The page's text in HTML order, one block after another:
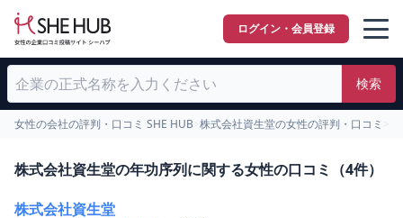
ログイン・会員登録
検索
女性の会社の評判・口コミ SHE HUB 株式会社資生堂の女性の評判・口コミ
株式会社資生堂の年功序列に関する女性の口コミ（4件）
株式会社資生堂